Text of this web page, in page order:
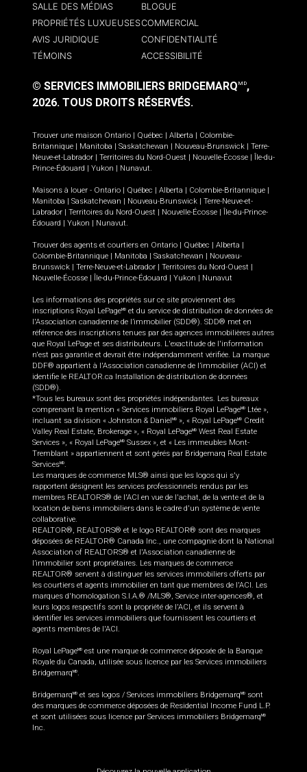
SALLE DES MÉDIAS
BLOGUE
PROPRIÉTÉS LUXUEUSESCOMMERCIAL
AVIS JURIDIQUE
CONFIDENTIALITÉ
TÉMOINS
ACCESSIBILITÉ
© SERVICES IMMOBILIERS BRIDGEMARQ MD,
2026. TOUS DROITS RÉSERVÉS.
Trouver une maison Ontario Québec Alberta
Colombie-
Britannique
Manitoba Saskatchewan Nouveau-Brunswick
Terre-
Neuve-et-Labrador
Territoires du Nord-Ouest Nouvelle-Écosse
Île-du-
Prince-Édouard
Yukon Nunavut.
Maisons à louer - Ontario Québec Alberta Colombie-Britannique
Manitoba
Saskatchewan Nouveau-Brunswick
Terre-Neuve-et-
Labrador
Territoires du Nord-Ouest Nouvelle-Écosse
Île-du-Prince-
Édouard
Yukon Nunavut.
Trouver des agents et courtiers en Ontario Québec Alberta
Colombie-Britannique
Manitoba Saskatchewan
Nouveau-
Brunswick
Terre-Neuve-et-Labrador Territoires du Nord-Ouest
Nouvelle-Écosse
Île-du-Prince-Édouard Yukon Nunavut
Les informations des propriétés sur ce site proviennent des
inscriptions Royal LePageMD et du service de distribution de données de
l'Association canadienne de l’immobilier (SDD®). SDD® met en
référence des inscriptions tenues par des agences immobilières autres
que Royal LePage et ses distributeurs. L'exactitude de l'information
n'est pas garantie et devrait être indépendamment vérifiée. La marque
DDF® appartient à l'Association canadienne de l’immobilier (ACI) et
identifie le REALTOR.ca Installation de distribution de données
(SDD®).
*Tous les bureaux sont des propriétés indépendantes. Les bureaux
comprenant la mention « Services immobiliers Royal LePageMD
Ltée »,
incluant sa division « Johnston & Daniel MD », « Royal LePageMD
Credit
Valley Real Estate, Brokerage », « Royal LePageMD West Real Estate
Services », « Royal LePageMD Sussex », et « Les immeubles Mont-
Tremblant » appartiennent et sont gérés par Bridgemarq Real Estate
ServicesMD.
Les marques de commerce MLS® ainsi que les logos qui s'y
rapportent désignent les services professionnels rendus par les
membres REALTORS® de l'ACI en vue de l'achat, de la vente et de la
location de biens immobiliers dans le cadre d'un système de vente
collaborative.
REALTOR®, REALTORS® et le logo REALTOR® sont des marques
déposées de REALTOR® Canada Inc., une compagnie dont la National
Association of REALTORS® et l'Association canadienne de
l’immobilier sont propriétaires. Les marques de commerce
REALTOR® servent à distinguer les services immobiliers offerts par
les courtiers et agents immobilier en tant que membres de l'ACI. Les
marques d'homologation S.I.A.® /MLS®, Service inter-agences®, et
leurs logos respectifs sont la propriété de l'ACI, et ils servent à
identifier les services immobiliers que fournissent les courtiers et
agents membres de l'ACI.
Royal LePageMD est une marque de commerce déposée de la Banque
Royale du Canada, utilisée sous licence par les Services immobiliers
BridgemarqMD.
BridgemarqMD et ses logos / Services immobiliers BridgemarqMD
sont
des marques de commerce déposées de Residential Income Fund L.P.
et sont utilisées sous licence par Services immobiliers BridgemarqMD
Inc.